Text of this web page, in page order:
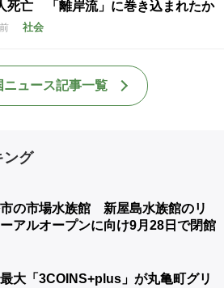
死亡 「離岸流」に巻き込まれたか
社会
ニュース記事一覧
ング
の市場水族館 新屋島水族館のリ
アルオープンに向け9月28日で閉館
大「3COINS+plus」が丸亀町グリ